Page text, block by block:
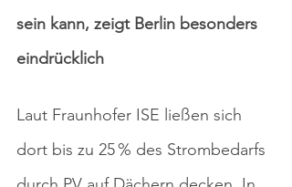
sein kann, zeigt Berlin besonders
eindrücklich
Laut Fraunhofer ISE ließen sich
dort bis zu 25 % des Strombedarfs